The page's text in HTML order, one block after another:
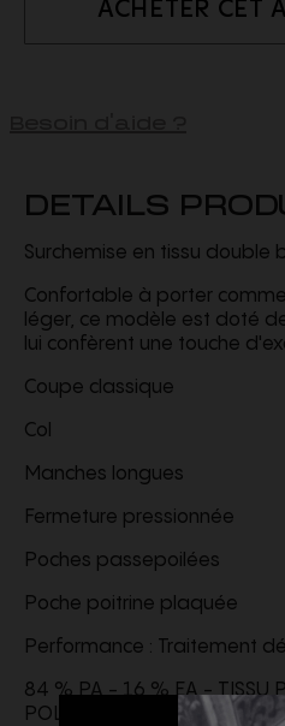
ACHETER CET
DETAILS
Surchemise en tissu double
Confortable à porter
léger, ce modèle est doté
lui confèrent une touche
Coupe classique
Col
Manches longues
Fermeture pressionnée
Poches passepoilées
Poche poitrine plaquée
Performance : Traitement
84 % PA - 16 % EA - TISSU
POLYAMIDE 16 %